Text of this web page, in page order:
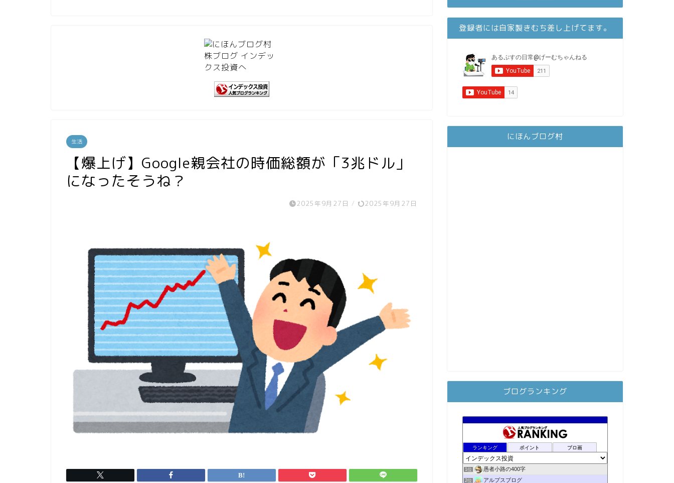
生活
【爆上げ】Google親会社の時価総額が「3兆ドル」
になったそうね？
2025年9月27日 / 2025年9月27日
登録者には自家製きむち差し上げてます。
にほんブログ村
ブログランキング
ランキング ポイント ブロ画
1位 愚者小路の400字
2位 アルプスブログ